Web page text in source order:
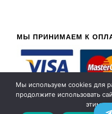
МЫ ПРИНИМАЕМ К
Мы используем cookies для
продолжите использовать
этим